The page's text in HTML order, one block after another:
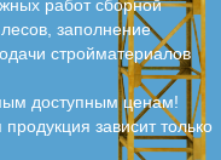
работ сборной
заполнение
стройматериалов
доступным ценам!
зависит только